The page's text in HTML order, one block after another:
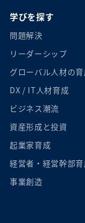
学びを探す
問題解決
リーダーシップ
グローバル人材の
DX / IT人材育成
ビジネス潮流
資産形成と投資
起業家育成
経営者・経営幹部
事業創造